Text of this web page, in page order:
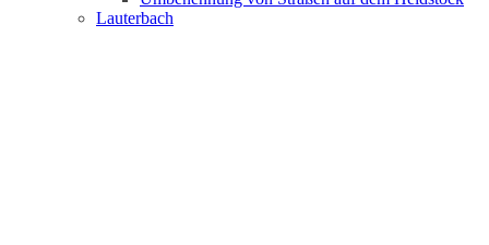
Lauterbach